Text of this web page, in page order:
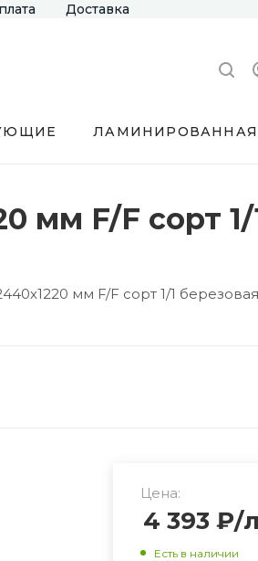
Доставка
мм F/F сорт 1/
мм F/F сорт 1/1 березовая
Цена:
4 393 ₽/
Есть в наличии